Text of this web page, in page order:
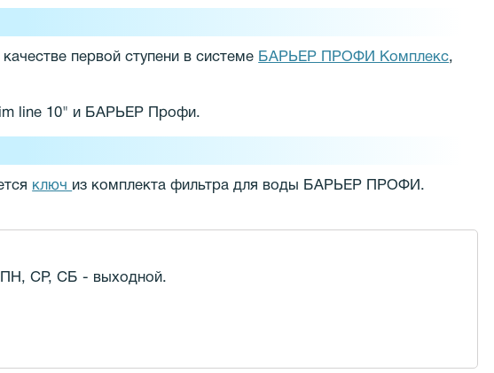
первой ступени в системе БАРЬЕР ПРОФИ Комплекс,
line 10" и БАРЬЕР Профи.
ключ из комплекта фильтра для воды БАРЬЕР ПРОФИ.
ПН, СР, СБ - выходной.